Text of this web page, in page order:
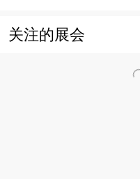
关注的展会